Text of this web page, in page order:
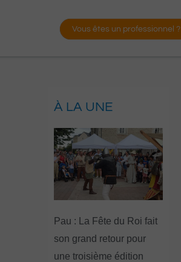
Vous êtes un professionnel ?
À LA UNE
Pau : La Fête du Roi fait
son grand retour pour
une troisième édition